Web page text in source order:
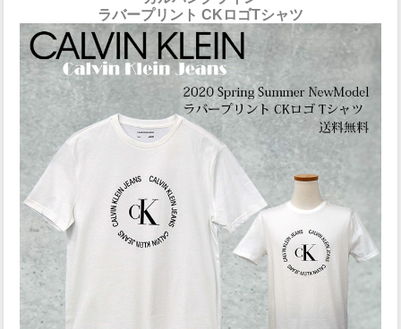
ラバープリント CKロゴTシャツ